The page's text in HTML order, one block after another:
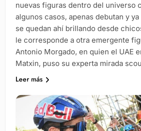
nuevas figuras dentro del universo
algunos casos, apenas debutan y
se quedan ahí brillando desde
le corresponde a otra emergente
Antonio Morgado, en quien el UAE
Matxin, puso su experta mirada
Leer más